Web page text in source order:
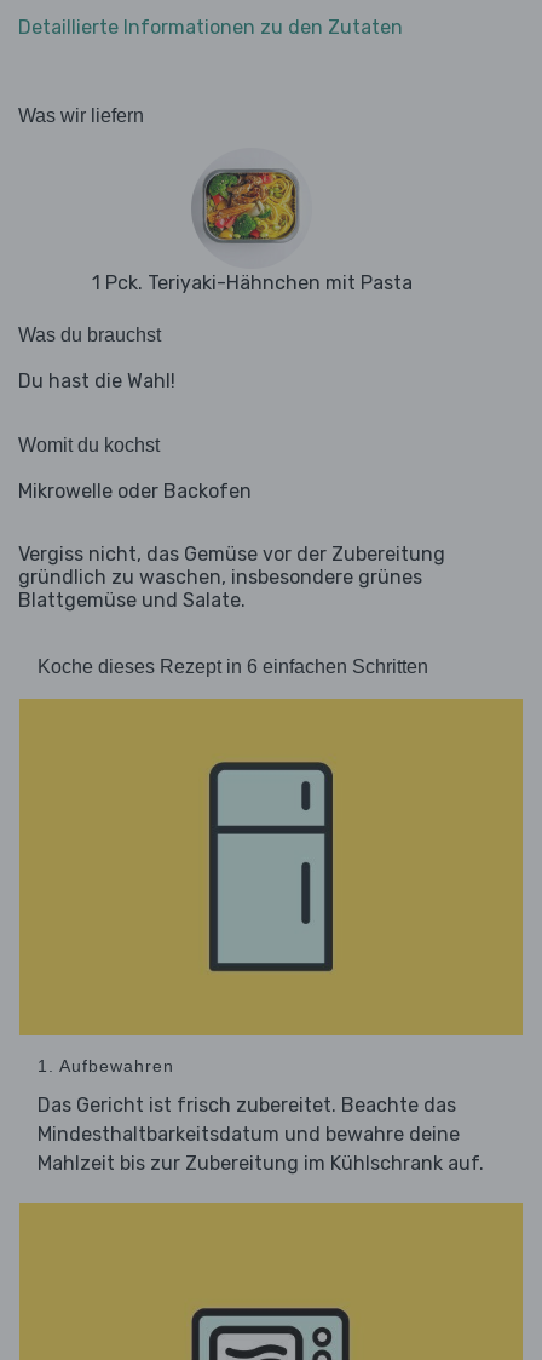
Detaillierte Informationen zu den Zutaten
Was wir liefern
1 Pck. Teriyaki-Hähnchen mit Pasta
Was du brauchst
Du hast die Wahl!
Womit du kochst
Mikrowelle oder Backofen
Vergiss nicht, das Gemüse vor der Zubereitung
gründlich zu waschen, insbesondere grünes
Blattgemüse und Salate.
Koche dieses Rezept in 6 einfachen Schritten
1. Aufbewahren
Das Gericht ist frisch zubereitet. Beachte das
Mindesthaltbarkeitsdatum und bewahre deine
Mahlzeit bis zur Zubereitung im Kühlschrank auf.